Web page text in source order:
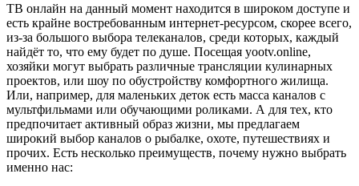
ТВ онлайн на данный момент находится в широком доступе и
есть крайне востребованным интернет-ресурсом, скорее всего,
из-за большого выбора телеканалов, среди которых, каждый
найдёт то, что ему будет по душе. Посещая yootv.online,
хозяйки могут выбрать различные трансляции кулинарных
проектов, или шоу по обустройству комфортного жилища.
Или, например, для маленьких деток есть масса каналов с
мультфильмами или обучающими роликами. А для тех, кто
предпочитает активный образ жизни, мы предлагаем
широкий выбор каналов о рыбалке, охоте, путешествиях и
прочих. Есть несколько преимуществ, почему нужно выбрать
именно нас: